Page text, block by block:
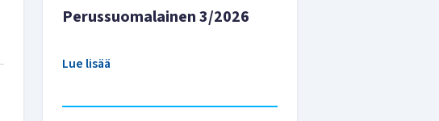
Perussuomalainen 3/2026
Lue lisää